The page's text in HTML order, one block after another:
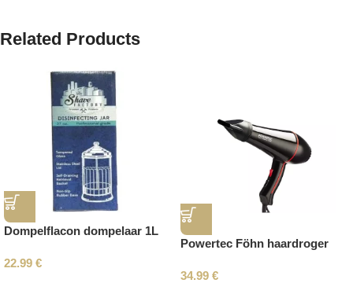
Related Products
Dompelflacon dompelaar 1L
22.99 €
Powertec Föhn haardroger
34.99 €